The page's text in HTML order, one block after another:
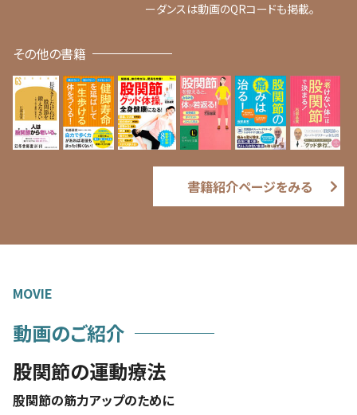
その他の書籍
書籍紹介ページをみる
ーダンスは動画のQRコードも掲載。
MOVIE
動画のご紹介
股関節の運動療法
股関節の筋力アップのために